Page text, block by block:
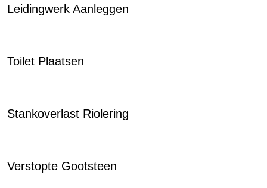
Leidingwerk Aanleggen
Toilet Plaatsen
Stankoverlast Riolering
Verstopte Gootsteen